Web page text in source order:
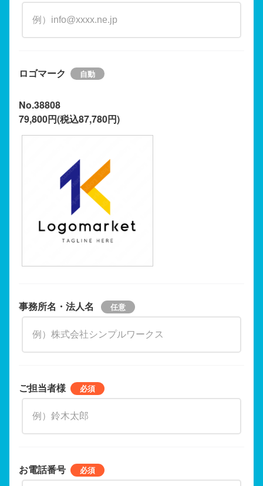
ロゴマーク
No.38808
79,800円(税込87,780円)
事務所名・法人名
ご担当者様
お電話番号